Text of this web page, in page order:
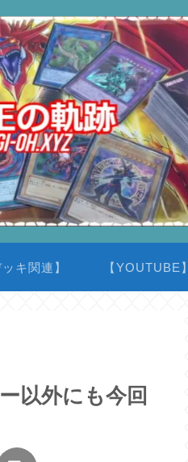
ッキ関連】 【YOUTUBE】
以外にも今回